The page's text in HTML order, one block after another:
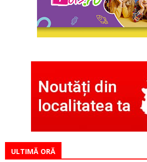
ULTIMĂ ORĂ